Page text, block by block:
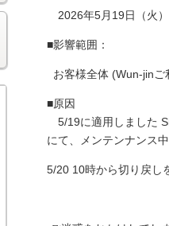
2026年5月19日（火
■影響範囲：
お客様全体 (Wun-jin
■原因
5/19に適用しました
にて、メンテンナンス
5/20 10時から切り戻し